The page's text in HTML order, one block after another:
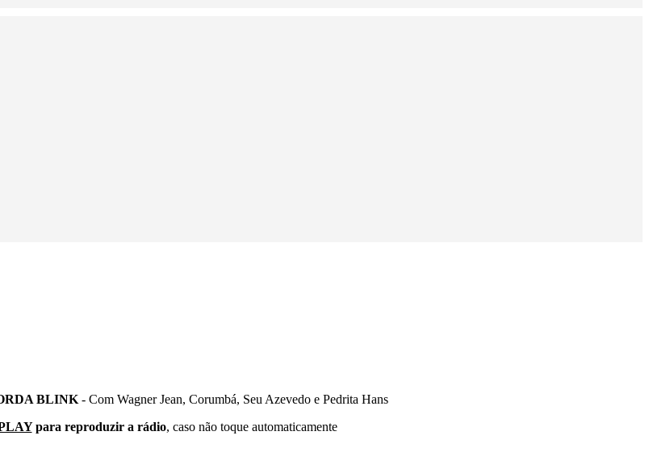
BLINK- Com Wagner Jean, Corumbá, Seu Azevedo e Pedrita Hans
para reproduzir a rádio, caso não toque automaticamente